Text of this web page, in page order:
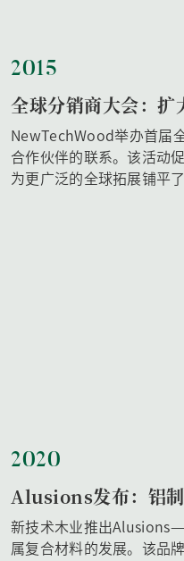
2015
全球分销商大会：扩
NewTechWood举办首届
合作伙伴的联系。该活动
为更广泛的全球拓展铺平了
2020
Alusions发布：铝
新技术木业推出
属复合材料的发展。该品